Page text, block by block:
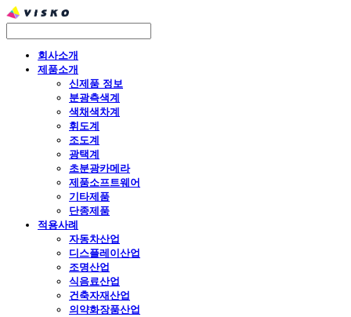
회사소개
제품소개
신제품 정보
분광측색계
색채색차계
휘도계
조도계
광택계
초분광카메라
제품소프트웨어
기타제품
단종제품
적용사례
자동차산업
디스플레이산업
조명산업
식음료산업
건축자재산업
의약화장품산업